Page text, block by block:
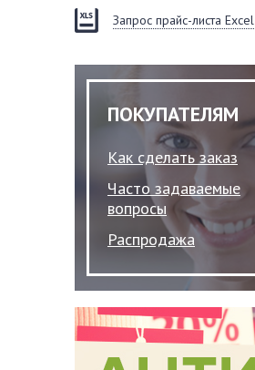
Запрос прайс-листа Excel
ПОКУПАТЕЛЯМ
Как сделать заказ
Часто задаваемые
вопросы
Распродажа